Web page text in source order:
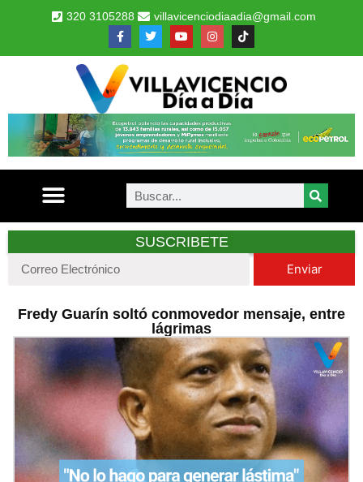
320 3105288 villavicenciodiaadia@gmail.com
SUSCRIBETE
Enviar
Fredy Guarín soltó conmovedor mensaje, entre
lágrimas